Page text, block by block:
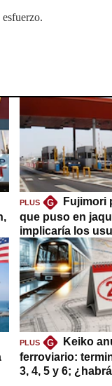
PLUS G
Fujimori
que puso en
implicaría los
PLUS G
Keiko
ferroviario:
3, 4, 5 y 6;